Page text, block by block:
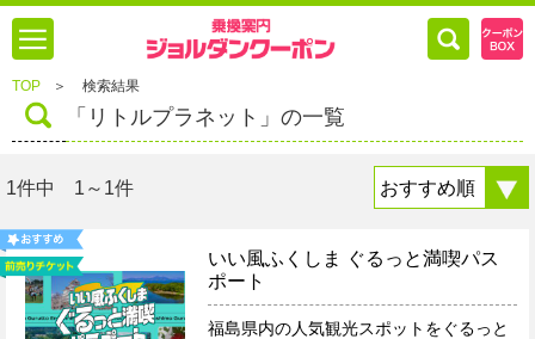
TOP ＞ 検索結果
「リトルプラネット」の一覧
1件中 1～1件
いい風ふくしま ぐるっと満喫パス
ポート
福島県内の人気観光スポットをぐるっと